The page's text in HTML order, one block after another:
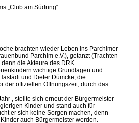
„Club am Südring“
brachten wieder Leben ins Parchimer
Parchim e.V.), getanzt (Trachten
denn die Akteure des DRK
wichtige Grundlagen und
und Dieter Dümcke, die
der offiziellen Öffnungszeit, durch das
, stellte sich erneut der Bürgermeister
Kinder und stand auch für
er sich keine Sorgen machen, denn
auch Bürgermeister werden.